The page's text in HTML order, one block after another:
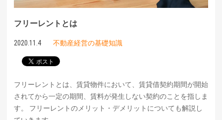
フリーレントとは
2020.11.4 不動産経営の基礎知識
フリーレントとは、賃貸物件において、賃貸借契約期間が開始
されてから一定の期間、賃料が発生しない契約のことを指しま
す。 フリーレントのメリット・デメリットについても解説し